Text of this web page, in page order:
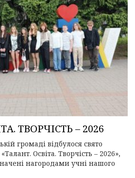
ТВОРЧІСТЬ – 2026
громаді відбулося свято
Освіта. Творчість – 2026»,
нагородами учні нашого